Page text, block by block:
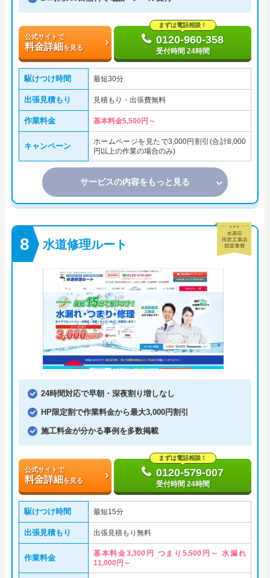
公式サイトで
料金詳細を見る
まずは電話相談！
0120-960-358
受付時間 24時間
駆けつけ時間 最短30分
出張見積もり 見積もり・出張費無料
作業料金 基本料金5,500円～
キャンペーン
ホームページを見たで3,000円割引(合計8,000
円以上の作業の場合のみ)
サービスの内容をもっと見る
水道修理ルート
24時間対応で早朝・深夜割り増しなし
HP限定割で作業料金から最大3,000円割引
施工料金が分かる事例を多数掲載
公式サイトで
料金詳細を見る
まずは電話相談！
0120-579-007
受付時間 24時間
駆けつけ時間 最短15分
出張見積もり 出張見積もり無料
作業料金
基本料金3,300円 つまり5,500円～ 水漏れ
11,000円～